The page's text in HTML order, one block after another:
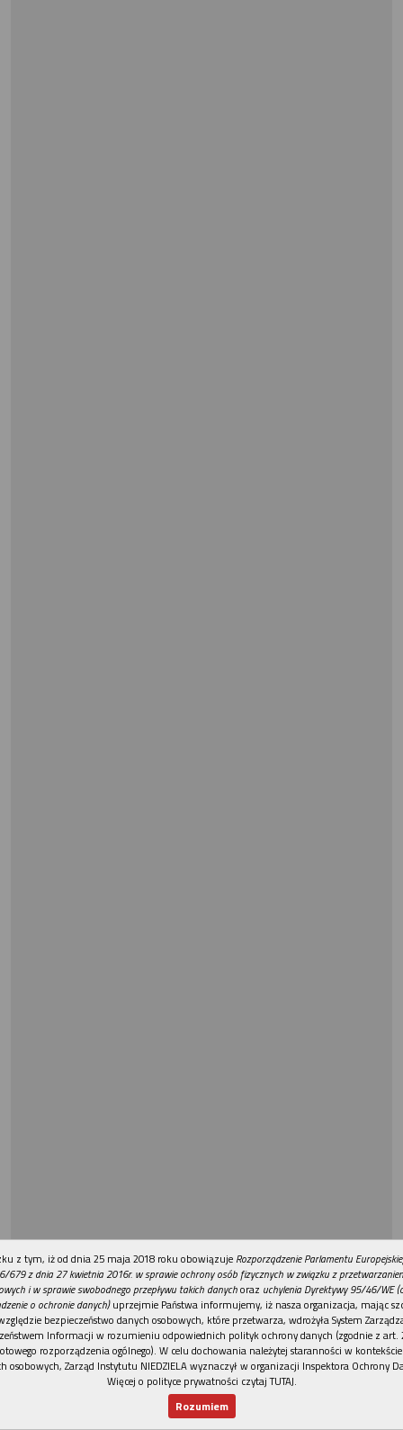
REKLAMA
z tym, iż od dnia 25 maja 2018 roku obowiązuje Rozporządzenie Parlamentu
679 z dnia 27 kwietnia 2016r. w sprawie ochrony osób fizycznych w związku z
i w sprawie swobodnego przepływu takich danychoraz uchylenia Dyrektywy 95/46/WE
o ochronie danych)uprzejmie Państwa informujemy, iż nasza organizacja, mając
bezpieczeństwo danych osobowych, które przetwarza, wdrożyła System
Informacji w rozumieniu odpowiednich polityk ochrony danych (zgodnie z art.
rozporządzenia ogólnego). W celu dochowania należytej staranności w
osobowych, Zarząd Instytutu NIEDZIELA wyznaczył w organizacji Inspektora Ochrony
Więcej o polityce prywatności czytaj TUTAJ.
Rozumiem